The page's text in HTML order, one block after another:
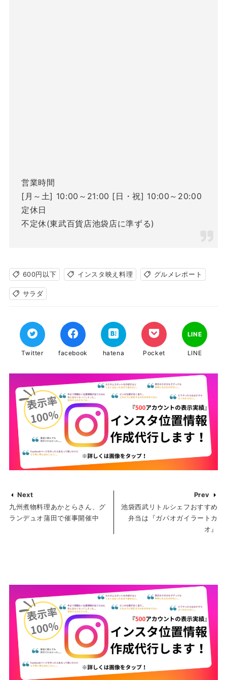
営業時間
[月～土] 10:00～21:00 [日・祝] 10:00～20:00
定休日
不定休(東武百貨店池袋店に準ずる)
600円以下 インスタ映え料理 グルメレポート
サラダ
Twitter facebook hatena Pocket
LINE
LINE
Next
九州煮物料理あかとらさん、グ
ランデュオ蒲田で催事開催中
Prev
池袋西武リトルシェフおすすめ
弁当は『ガパオガイラートカ
オ』